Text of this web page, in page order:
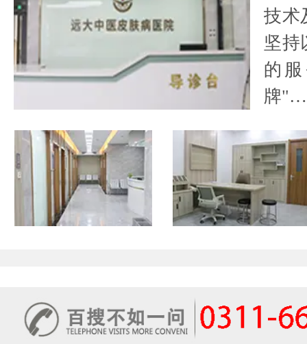
技术
坚持
的
牌